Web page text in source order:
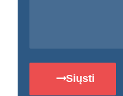
Siųsti